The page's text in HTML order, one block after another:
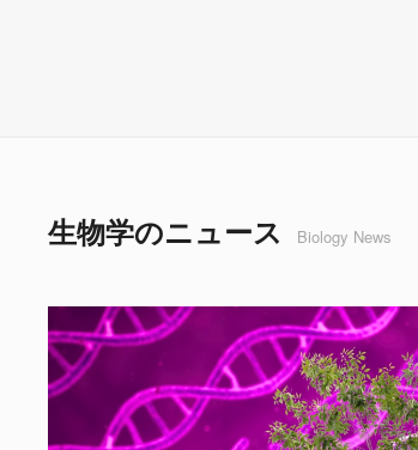
生物学のニュース Biology News